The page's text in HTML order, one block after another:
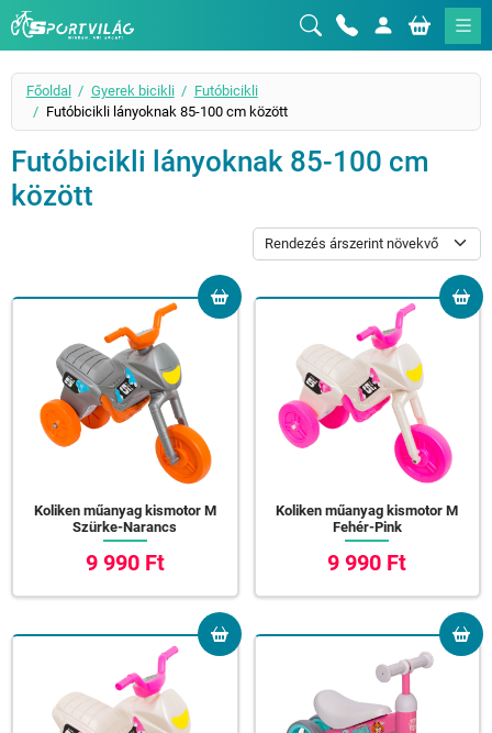
Sportvilág
Főoldal Gyerek bicikli
Futóbicikli
Futóbicikli lányoknak 85-100 cm között
Futóbicikli lányoknak 85-100 cm
között
Koliken műanyag kismotor M
Szürke-Narancs
9 990 Ft
Koliken műanyag kismotor M
Fehér-Pink
9 990 Ft